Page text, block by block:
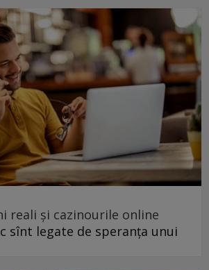
reali și cazinourile online
sînt legate de speranța unui